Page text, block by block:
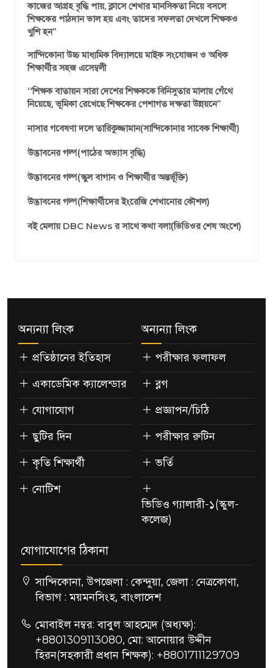
কাজের আগ্রহ বৃদ্ধি পায়, ক্লাসে শেখার মানসিকতা নিয়ে বসলে
শিক্ষকের পাঠদান ভাল হয় এবং তাদের সফলতা দেখলে শিক্ষকও
খুশি হন’’
সান্দিকোনা উচ্চ মাধ্যমিক বিদ্যালয়ে মাইক সংযোজন ও অধিক
শিক্ষার্থীর সহজ এসেম্বলী
‘‘শিক্ষক বাতায়ন সারা দেশের শিক্ষককে বিনিসুতার মালায় গেঁথে
নিয়েছে, ভূমিকা রেখেছে শিক্ষকের পেশাগত দক্ষতা উন্নয়নে’’
নাসার গবেষণা দলে তারিকুজ্জামান(সান্দিকোনার সাবেক শিক্ষার্থী)
উদ্ভাবনের গল্প(পাঠের অভ্যাস বৃদ্ধি)
উদ্ভাবনের গল্প(স্কুল বাগান ও শিক্ষার্থীর অন্তর্ভূক্তি)
উদ্ভাবনের গল্প(শিক্ষার্থীদের ইংরেজি শেখানোর কৌশল)
বই মেলায় DBC News র সাথে কথা বলা(ভিডিওর শেষ অংশে)
অন্যন্যা লিংক
প্রতিষ্ঠানের ইতিহাস
একাডেমিক ক্যালেন্ডার
যোগাযোগ
ছুটির দিন
কৃতি শিক্ষার্থী
নোটিশ
অন্যন্যা লিংক
পরীক্ষার ফলাফল
ব্লগ
প্রজ্ঞাপন/চিঠি
পরীক্ষার রুটিন
ভর্তি
ভিডিও গ্যালারী-১(স্কুল-
কলেজ)
যোগাযোগের ঠিকানা
সান্দিকোনা, উপজেলা : কেন্দুয়া, জেলা : নেত্রকোণা,
বিভাগ : ময়মনসিংহ, বাংলাদেশ
মোবাইল নম্বর: বাবুল আহম্মেদ (অধ্যক্ষ):
+8801309113080, মো: আনোয়ার উদ্দীন
হিরন(সহকারী প্রধান শিক্ষক): +8801711129709